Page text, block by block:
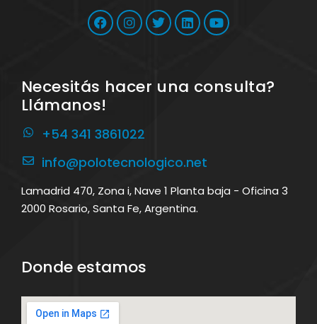
Necesitás hacer una consulta?
Llámanos!
+54 341 3861022
info@polotecnologico.net
Lamadrid 470, Zona i, Nave 1 Planta baja - Oficina 3
2000 Rosario, Santa Fe, Argentina.
Donde estamos